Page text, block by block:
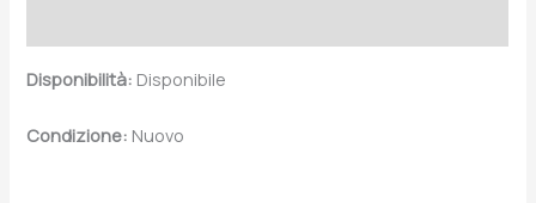
Disponibilità: Disponibile
Condizione: Nuovo